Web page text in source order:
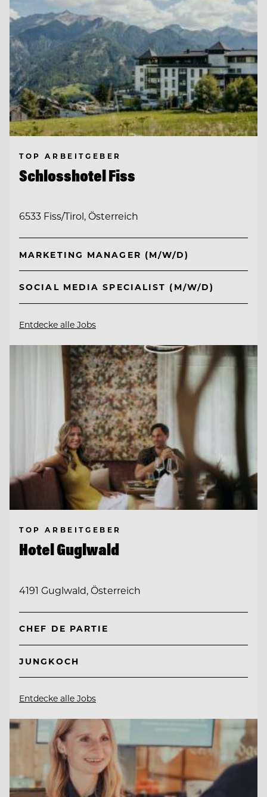
TOP ARBEITGEBER
Schlosshotel Fiss
6533 Fiss/Tirol, Österreich
MARKETING MANAGER (M/W/D)
SOCIAL MEDIA SPECIALIST (M/W/D)
Entdecke alle Jobs
TOP ARBEITGEBER
Hotel Guglwald
4191 Guglwald, Österreich
CHEF DE PARTIE
JUNGKOCH
Entdecke alle Jobs